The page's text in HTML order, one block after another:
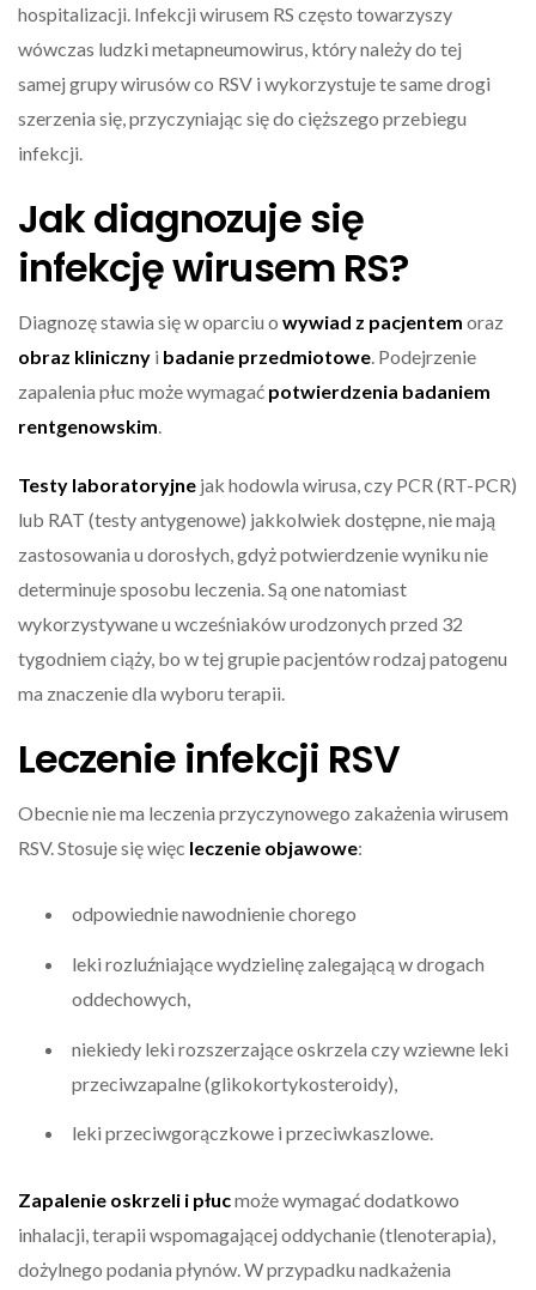
hospitalizacji. Infekcji wirusem RS często towarzyszy
wówczas ludzki metapneumowirus, który należy do tej
samej grupy wirusów co RSV i wykorzystuje te same drogi
szerzenia się, przyczyniając się do cięższego przebiegu
infekcji.
Jak diagnozuje się
infekcję wirusem RS?
Diagnozę stawia się w oparciu o wywiad z pacjentem oraz
obraz kliniczny i badanie przedmiotowe . Podejrzenie
zapalenia płuc może wymagać potwierdzenia badaniem
rentgenowskim
Testy laboratoryjne jak hodowla wirusa, czy PCR (RT-PCR)
lub RAT (testy antygenowe) jakkolwiek dostępne, nie mają
zastosowania u dorosłych, gdyż potwierdzenie wyniku nie
determinuje sposobu leczenia. Są one natomiast
wykorzystywane u wcześniaków urodzonych przed 32
tygodniem ciąży, bo w tej grupie pacjentów rodzaj patogenu
ma znaczenie dla wyboru terapii.
Leczenie infekcji RSV
Obecnie nie ma leczenia przyczynowego zakażenia wirusem
RSV. Stosuje się więc leczenie objawowe:
odpowiednie nawodnienie chorego
leki rozluźniające wydzielinę zalegającą w drogach
oddechowych,
niekiedy leki rozszerzające oskrzela czy wziewne leki
przeciwzapalne (glikokortykosteroidy),
leki przeciwgorączkowe i przeciwkaszlowe.
Zapalenie oskrzeli i płucmoże wymagać dodatkowo
inhalacji, terapii wspomagającej oddychanie (tlenoterapia),
dożylnego podania płynów. W przypadku nadkażenia